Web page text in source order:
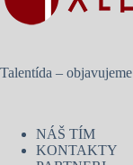
Talentída –
NÁŠ TÍM
KONTAKTY